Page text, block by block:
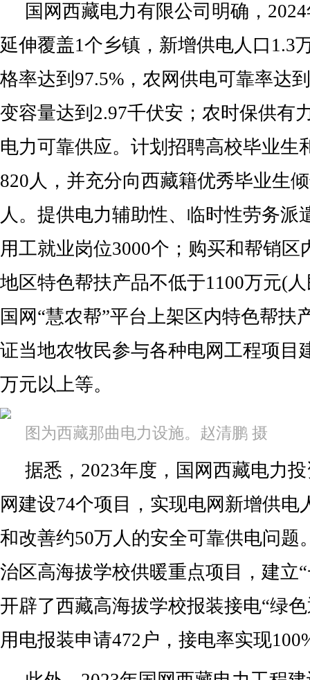
国网西藏电力有限公司明确，
延伸覆盖1个乡镇，新增供电人口1.3
格率达到97.5%，农网供电可靠率达
变容量达到2.97千伏安；农时保供有
电力可靠供应。计划招聘高校毕业生
820人，并充分向西藏籍优秀毕业生
人。提供电力辅助性、临时性劳务派
用工就业岗位3000个；购买和帮销区
地区特色帮扶产品不低于1100万元(
国网“慧农帮”平台上架区内特色帮扶
证当地农牧民参与各种电网工程项目
万元以上等。
图为西藏那曲电力设施。赵清鹏 摄
据悉，2023年度，国网西藏电力
网建设74个项目，实现电网新增供电
和改善约50万人的安全可靠供电问题
治区高海拔学校供暖重点项目，建立
开辟了西藏高海拔学校报装接电“绿
用电报装申请472户，接电率实现